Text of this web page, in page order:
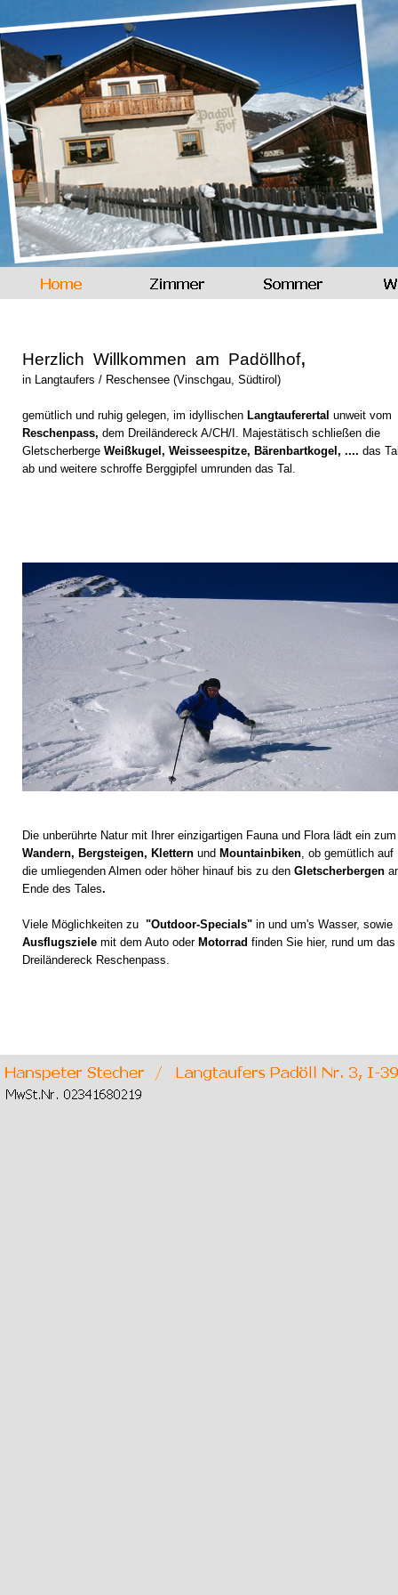
Herzlich Willkommen am Padöllhof,
in Langtaufers / Reschensee (Vinschgau, Südtirol)
gemütlich und ruhig gelegen, im idyllischen Langtauferertal unweit vom
Reschenpass, dem Dreiländereck A/CH/I. Majestätisch schließen die
Gletscherberge Weißkugel, Weisseespitze, Bärenbartkogel, .... das
ab und weitere schroffe Berggipfel umrunden das Tal.
Die unberührte Natur mit Ihrer einzigartigen Fauna und Flora lädt ein zum
Wandern, Bergsteigen, Klettern und Mountainbiken, ob gemütlich auf
die umliegenden Almen oder höher hinauf bis zu den Gletscherbergen
Ende des Tales.
Viele Möglichkeiten zu "Outdoor-Specials" in und um's Wasser, sowie
Ausflugsziele mit dem Auto oder Motorrad finden Sie hier, rund um das
Dreiländereck Reschenpass.